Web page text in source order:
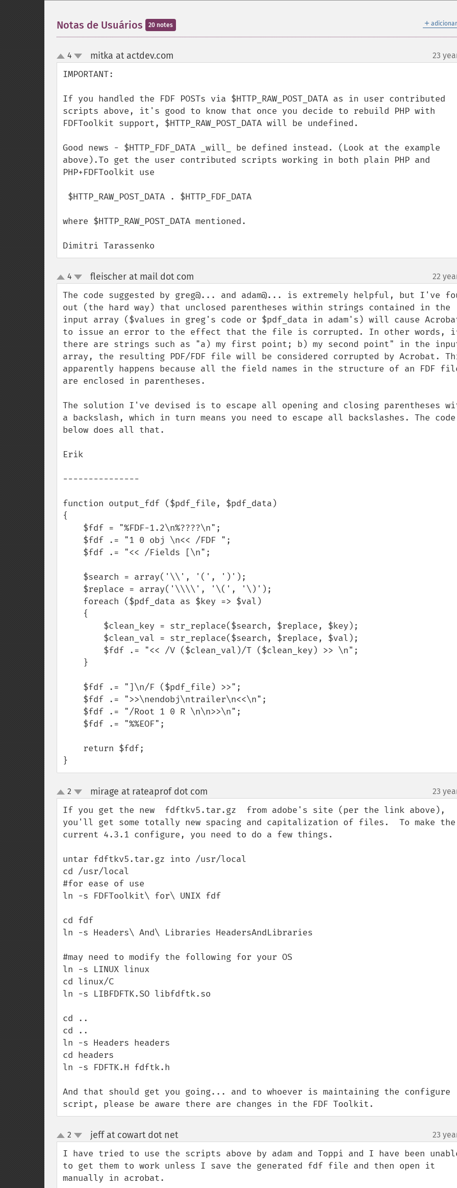
＋
Notas de Usuários 20 notes
up
down
4 mitka at actdev.com 23
IMPORTANT:
If you handled the FDF POSTs via $HTTP_RAW_POST_DATA as in user contributed
scripts above, it's good to know that once you decide to rebuild PHP with
FDFToolkit support, $HTTP_RAW_POST_DATA will be undefined.
Good news - $HTTP_FDF_DATA _will_ be defined instead. (Look at the example
above).To get the user contributed scripts working in both plain PHP and
PHP+FDFToolkit use
where $HTTP_RAW_POST_DATA mentioned.
Dimitri Tarassenko
up
down
4 fleischer at mail dot com 22
The code suggested by greg@... and adam@... is extremely helpful, but I've
out (the hard way) that unclosed parentheses within strings contained in the
input array ($values in greg's code or $pdf_data in adam's) will cause
to issue an error to the effect that the file is corrupted. In other words,
there are strings such as "a) my first point; b) my second point" in the
array, the resulting PDF/FDF file will be considered corrupted by Acrobat.
apparently happens because all the field names in the structure of an FDF
are enclosed in parentheses.
The solution I've devised is to escape all opening and closing parentheses
a backslash, which in turn means you need to escape all backslashes. The code
below does all that.
Erik
---------------
function output_fdf ($pdf_file, $pdf_data)
{
}
up
down
2 mirage at rateaprof dot com 23
If you get the new  fdftkv5.tar.gz  from adobe's site (per the link above),
you'll get some totally new spacing and capitalization of files.  To make the
current 4.3.1 configure, you need to do a few things.
untar fdftkv5.tar.gz into /usr/local
cd /usr/local
#for ease of use
ln -s FDFToolkit\ for\ UNIX fdf
cd fdf
ln -s Headers\ And\ Libraries HeadersAndLibraries
#may need to modify the following for your OS
ln -s LINUX linux
cd linux/C
ln -s LIBFDFTK.SO libfdftk.so
cd ..
cd ..
ln -s Headers headers
cd headers
ln -s FDFTK.H fdftk.h
And that should get you going... and to whoever is maintaining the configure
script, please be aware there are changes in the FDF Toolkit.
up
down
2 jeff at cowart dot net¶ 23
I have tried to use the scripts above by adam and Toppi and I have been
to get them to work unless I save the generated fdf file and then open it
manually in acrobat.